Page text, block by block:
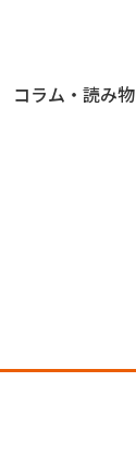
コラム・読み物